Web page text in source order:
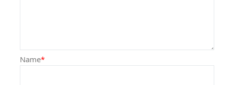
Name*